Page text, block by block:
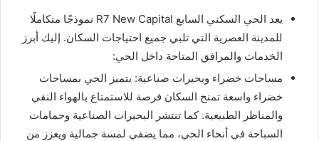
يعد الحي السكني السابع R7 New Capital نموذجًا متكاملًا
للمدينة العصرية التي تلبي جميع احتياجات السكان. إليك أبرز
الخدمات والمرافق المتاحة داخل الحي:
مساحات خضراء وبحيرات صناعية: يتميز الحي بمساحات
خضراء واسعة تمنح السكان فرصة للاستمتاع بالهواء النقي
والمناظر الطبيعية. كما تنتشر البحيرات الصناعية وحمامات
السباحة في أنحاء الحي، مما يضفي لمسة جمالية ويعزز من